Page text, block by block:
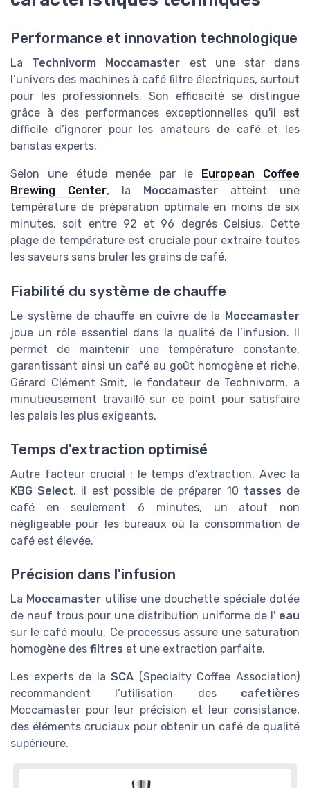
Performance et innovation technologique
La Technivorm Moccamaster est une star dans
l’univers des machines à café filtre électriques, surtout
pour les professionnels. Son efficacité se distingue
grâce à des performances exceptionnelles qu'il est
difficile d’ignorer pour les amateurs de café et les
baristas experts.
Selon une étude menée par le
European Coffee
Brewing Center, la Moccamaster atteint une
température de préparation optimale en moins de six
minutes, soit entre 92 et 96 degrés Celsius. Cette
plage de température est cruciale pour extraire toutes
les saveurs sans bruler les grains de café.
Fiabilité du système de chauffe
Le système de chauffe en cuivre de la Moccamaster
joue un rôle essentiel dans la qualité de l’infusion. Il
permet de maintenir une température constante,
garantissant ainsi un café au goût homogène et riche.
Gérard Clément Smit, le fondateur de Technivorm, a
minutieusement travaillé sur ce point pour satisfaire
les palais les plus exigeants.
Temps d'extraction optimisé
Autre facteur crucial : le temps d’extraction. Avec la
KBG Select, il est possible de préparer 10 tasses de
café en seulement 6 minutes, un atout non
négligeable pour les bureaux où la consommation de
café est élevée.
Précision dans l'infusion
La Moccamaster utilise une douchette spéciale dotée
de neuf trous pour une distribution uniforme de l' eau
sur le café moulu. Ce processus assure une saturation
homogène des filtres et une extraction parfaite.
Les experts de laSCA (Specialty Coffee Association)
recommandent l’utilisation des cafetières
Moccamaster pour leur précision et leur consistance,
des éléments cruciaux pour obtenir un café de qualité
supérieure.